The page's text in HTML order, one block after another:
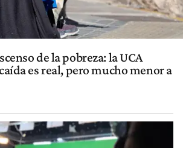
de la pobreza: la UCA
es real, pero mucho menor a